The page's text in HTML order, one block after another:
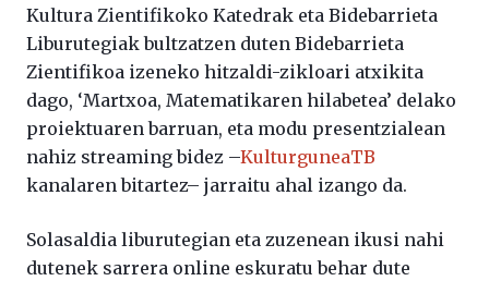
Kultura Zientifikoko Katedrak eta Bidebarrieta
Liburutegiak bultzatzen duten Bidebarrieta
Zientifikoa izeneko hitzaldi-zikloari atxikita
dago, ‘Martxoa, Matematikaren hilabetea’ delako
proiektuaren barruan, eta modu presentzialean
nahiz streaming bidez –KulturguneaTB
kanalaren bitartez– jarraitu ahal izango da.
Solasaldia liburutegian eta zuzenean ikusi nahi
dutenek sarrera online eskuratu behar dute